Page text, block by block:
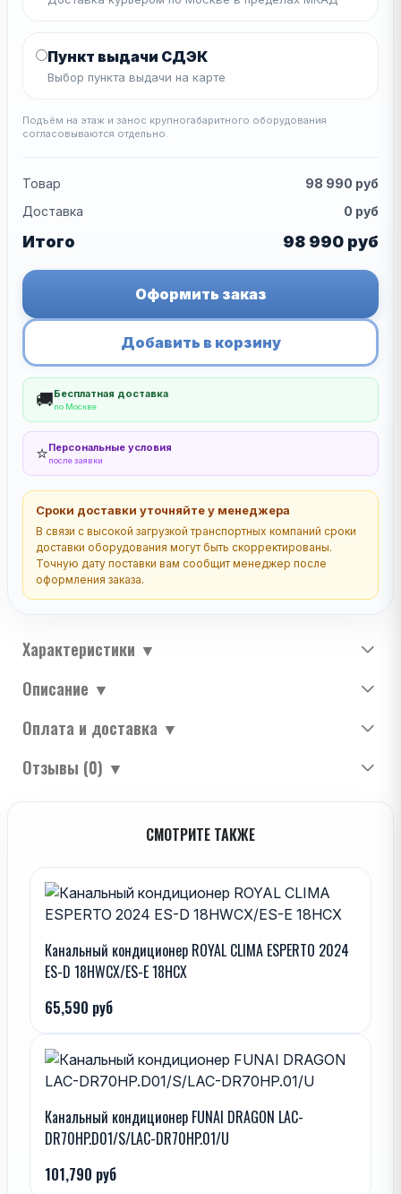
Пункт выдачи СДЭК
Выбор пункта выдачи на карте
Подъём на этаж и занос крупногабаритного оборудования
согласовываются отдельно.
Товар 98 990 руб
Доставка
0 руб
Итого 98 990 руб
Оформить заказ
Добавить в корзину
🚚Бесплатная доставка
по Москве
⭐Персональные условия
после заявки
Сроки доставки уточняйте у менеджера
В связи с высокой загрузкой транспортных компаний сроки
доставки оборудования могут быть скорректированы.
Точную дату поставки вам сообщит менеджер после
оформления заказа.
Характеристики ▼
Описание ▼
Оплата и доставка ▼
Отзывы (0) ▼
СМОТРИТЕ ТАКЖЕ
Канальный кондиционер ROYAL CLIMA ESPERTO 2024
ES-D 18HWCX/ES-E 18HСX
65,590 руб
Канальный кондиционер FUNAI DRAGON LAC-
DR70HP.D01/S/LAC-DR70HP.01/U
101,790 руб